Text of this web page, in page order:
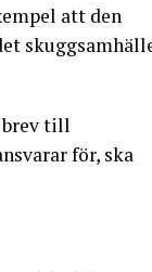
att den
brev till
för, ska